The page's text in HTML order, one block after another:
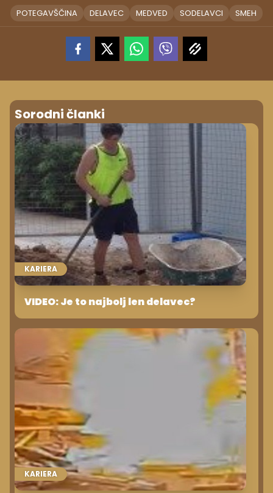
POTEGAVŠČINA DELAVEC MEDVED SODELAVCI SMEH
Sorodni članki
KARIERA
VIDEO: Je to najbolj len delavec?
KARIERA